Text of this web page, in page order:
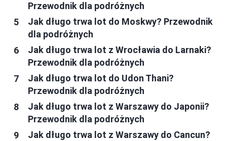
Przewodnik dla podróżnych
Jak długo trwa lot do Moskwy? Przewodnik
dla podróżnych
Jak długo trwa lot z Wrocławia do Larnaki?
Przewodnik dla podróżnych
Jak długo trwa lot do Udon Thani?
Przewodnik dla podróżnych
Jak długo trwa lot z Warszawy do Japonii?
Przewodnik dla podróżnych
Jak długo trwa lot z Warszawy do Cancun?